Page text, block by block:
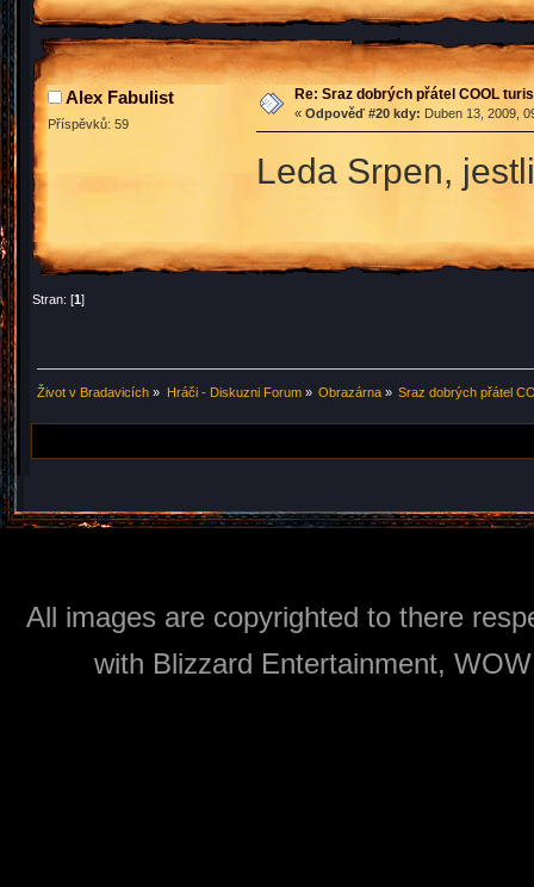
Alex Fabulist
Příspěvků: 59
Re: Sraz dobrých přátel COOL
« Odpověď #20 kdy: Duben 13, 2009,
Leda Srpen,
Stran: [1]
Život v Bradavicích » Hráči - Diskuzni Forum» Obrazárna» Sraz dobrých přátel
All images are copyrighted to there
with Blizzard Entertainment,